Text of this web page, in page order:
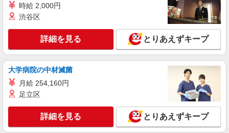
時給1620円 ★交通費規定に基づき交通費支給
大阪府大阪市北区（大阪メトロ四つ橋線西梅田
駅）
キープ 詳細を見る
紹介予定派遣
人事労務
時給1700円 ★交通費規定に基づき交通費支給
時給 2,000円
渋谷区
詳細を見る とりあえずキープ
大学病院の中材滅菌
月給 254,160円
足立区
詳細を見る とりあえずキープ